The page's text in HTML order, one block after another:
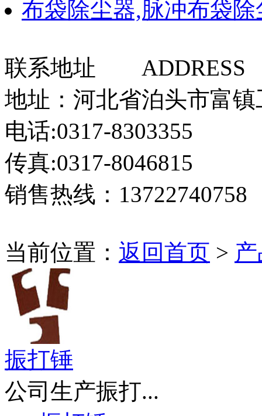
布袋除尘器,脉冲布袋除
联系地址 ADDRESS
地址：河北省泊头市富
电话:0317-8303355
传真:0317-8046815
销售热线：13722740758
当前位置： 返回首页 >
振打锤
公司生产振打...